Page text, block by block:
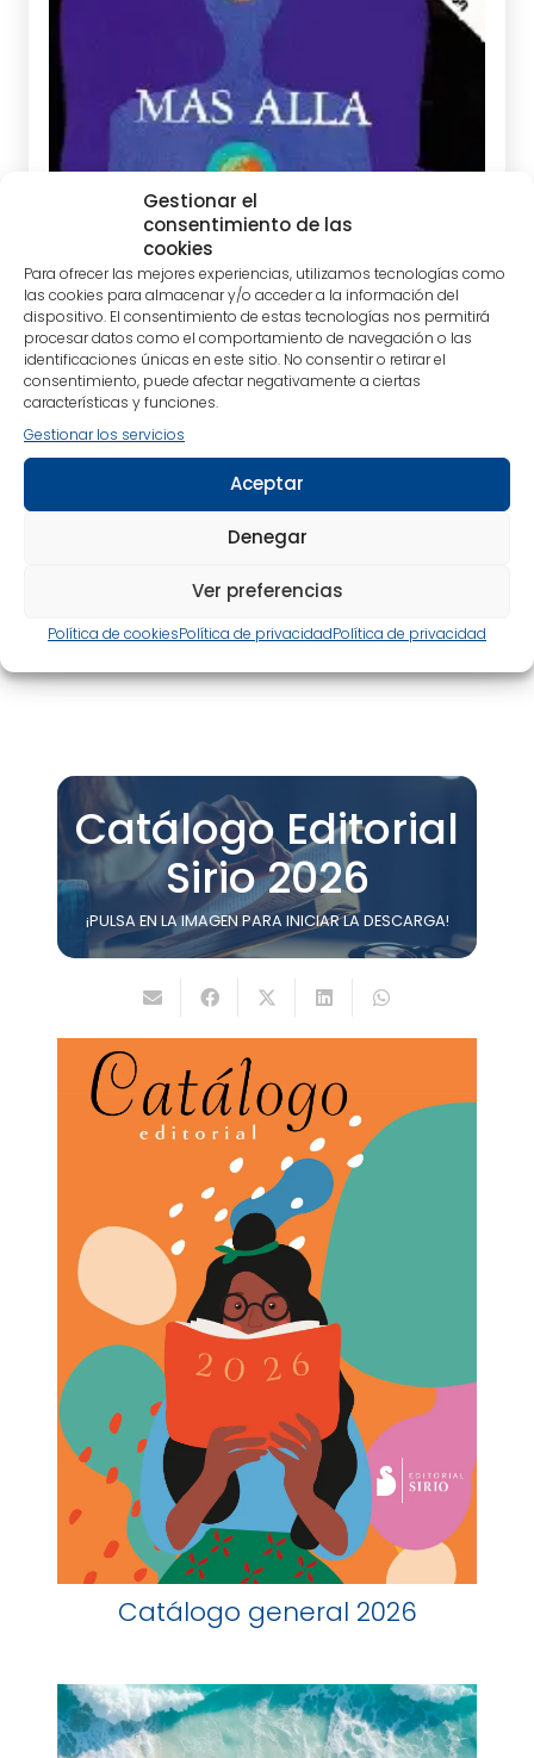
Gestionar el
consentimiento de las
cookies
Para ofrecer las mejores experiencias, utilizamos tecnologías como
las cookies para almacenar y/o acceder a la información del
dispositivo. El consentimiento de estas tecnologías nos permitirá
procesar datos como el comportamiento de navegación o las
identificaciones únicas en este sitio. No consentir o retirar el
consentimiento, puede afectar negativamente a ciertas
características y funciones.
Gestionar los servicios
Aceptar
Denegar
Ver preferencias
Política de cookiesPolítica de privacidadPolítica de privacidad
ARROYO, CAYETANO
Catálogo Editorial
Sirio 2026
¡PULSA EN LA IMAGEN PARA INICIAR LA DESCARGA!
Catálogo general 2026